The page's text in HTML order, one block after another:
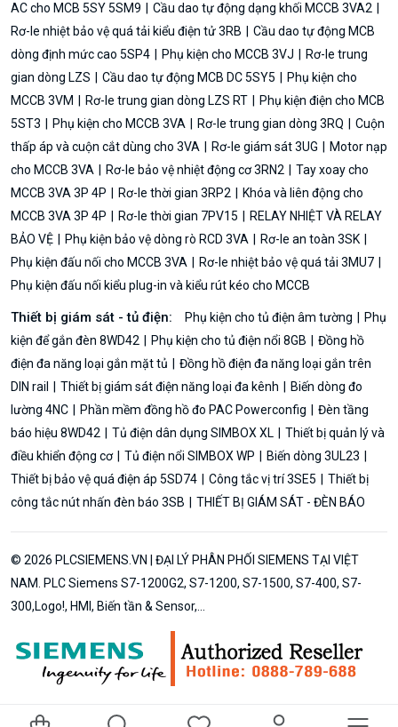
AC cho MCB 5SY 5SM9
Cầu dao tự động dạng khối MCCB 3VA2
Rơ-le nhiệt bảo vệ quá tải kiểu điện tử 3RB
Cầu dao tự động MCB
dòng định mức cao 5SP4
Phụ kiện cho MCCB 3VJ
Rơ-le trung
gian dòng LZS
Cầu dao tự động MCB DC 5SY5
Phụ kiện cho
MCCB 3VM
Rơ-le trung gian dòng LZS RT
Phụ kiện điện cho MCB
5ST3
Phụ kiện cho MCCB 3VA Rơ-le trung gian dòng 3RQ
Cuộn
thấp áp và cuộn cắt dùng cho 3VA
Rơ-le giám sát 3UG
Motor nạp
cho MCCB 3VA
Rơ-le bảo vệ nhiệt động cơ 3RN2
Tay xoay cho
MCCB 3VA 3P 4P
Rơ-le thời gian 3RP2
Khóa và liên động cho
MCCB 3VA 3P 4P
Rơ-le thời gian 7PV15
RELAY NHIỆT VÀ RELAY
BẢO VỆ
Phụ kiện bảo vệ dòng rò RCD 3VA
Rơ-le an toàn 3SK
Phụ kiện đấu nối cho MCCB 3VA
Rơ-le nhiệt bảo vệ quá tải 3MU7
Phụ kiện đấu nối kiểu plug-in và kiểu rút kéo cho MCCB
Thiết bị giám sát - tủ điện: Phụ kiện cho tủ điện âm tường
Phụ
kiện để gắn đèn 8WD42
Phụ kiện cho tủ điện nổi 8GB
Đồng hồ
điện đa năng loại gắn mặt tủ
Đồng hồ điện đa năng loại gắn trên
DIN rail
Thiết bị giám sát điện năng loại đa kênh
Biến dòng đo
lường 4NC
Phần mềm đồng hồ đo PAC Powerconfig
Đèn tầng
báo hiệu 8WD42
Tủ điện dân dụng SIMBOX XL
Thiết bị quản lý và
điều khiển động cơ
Tủ điện nổi SIMBOX WP
Biến dòng 3UL23
Thiết bị bảo vệ quá điện áp 5SD74
Công tắc vị trí 3SE5
Thiết bị
công tắc nút nhấn đèn báo 3SB
THIẾT BỊ GIÁM SÁT - ĐÈN BÁO
© 2026 PLCSIEMENS.VN | ĐẠI LÝ PHÂN PHỐI SIEMENS TẠI VIỆT
NAM. PLC Siemens S7-1200G2, S7-1200, S7-1500, S7-400, S7-
300,Logo!, HMI, Biến tần & Sensor,...